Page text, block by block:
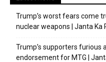
Trump’s worst fears come
nuclear weapons | Janta Ka
Trump’s supporters furious
endorsement for MTG |